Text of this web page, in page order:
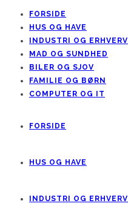
FORSIDE
HUS OG HAVE
INDUSTRI OG ERHVERV
MAD OG SUNDHED
BILER OG SJOV
FAMILIE OG BØRN
COMPUTER OG IT
FORSIDE
HUS OG HAVE
INDUSTRI OG ERHVERV